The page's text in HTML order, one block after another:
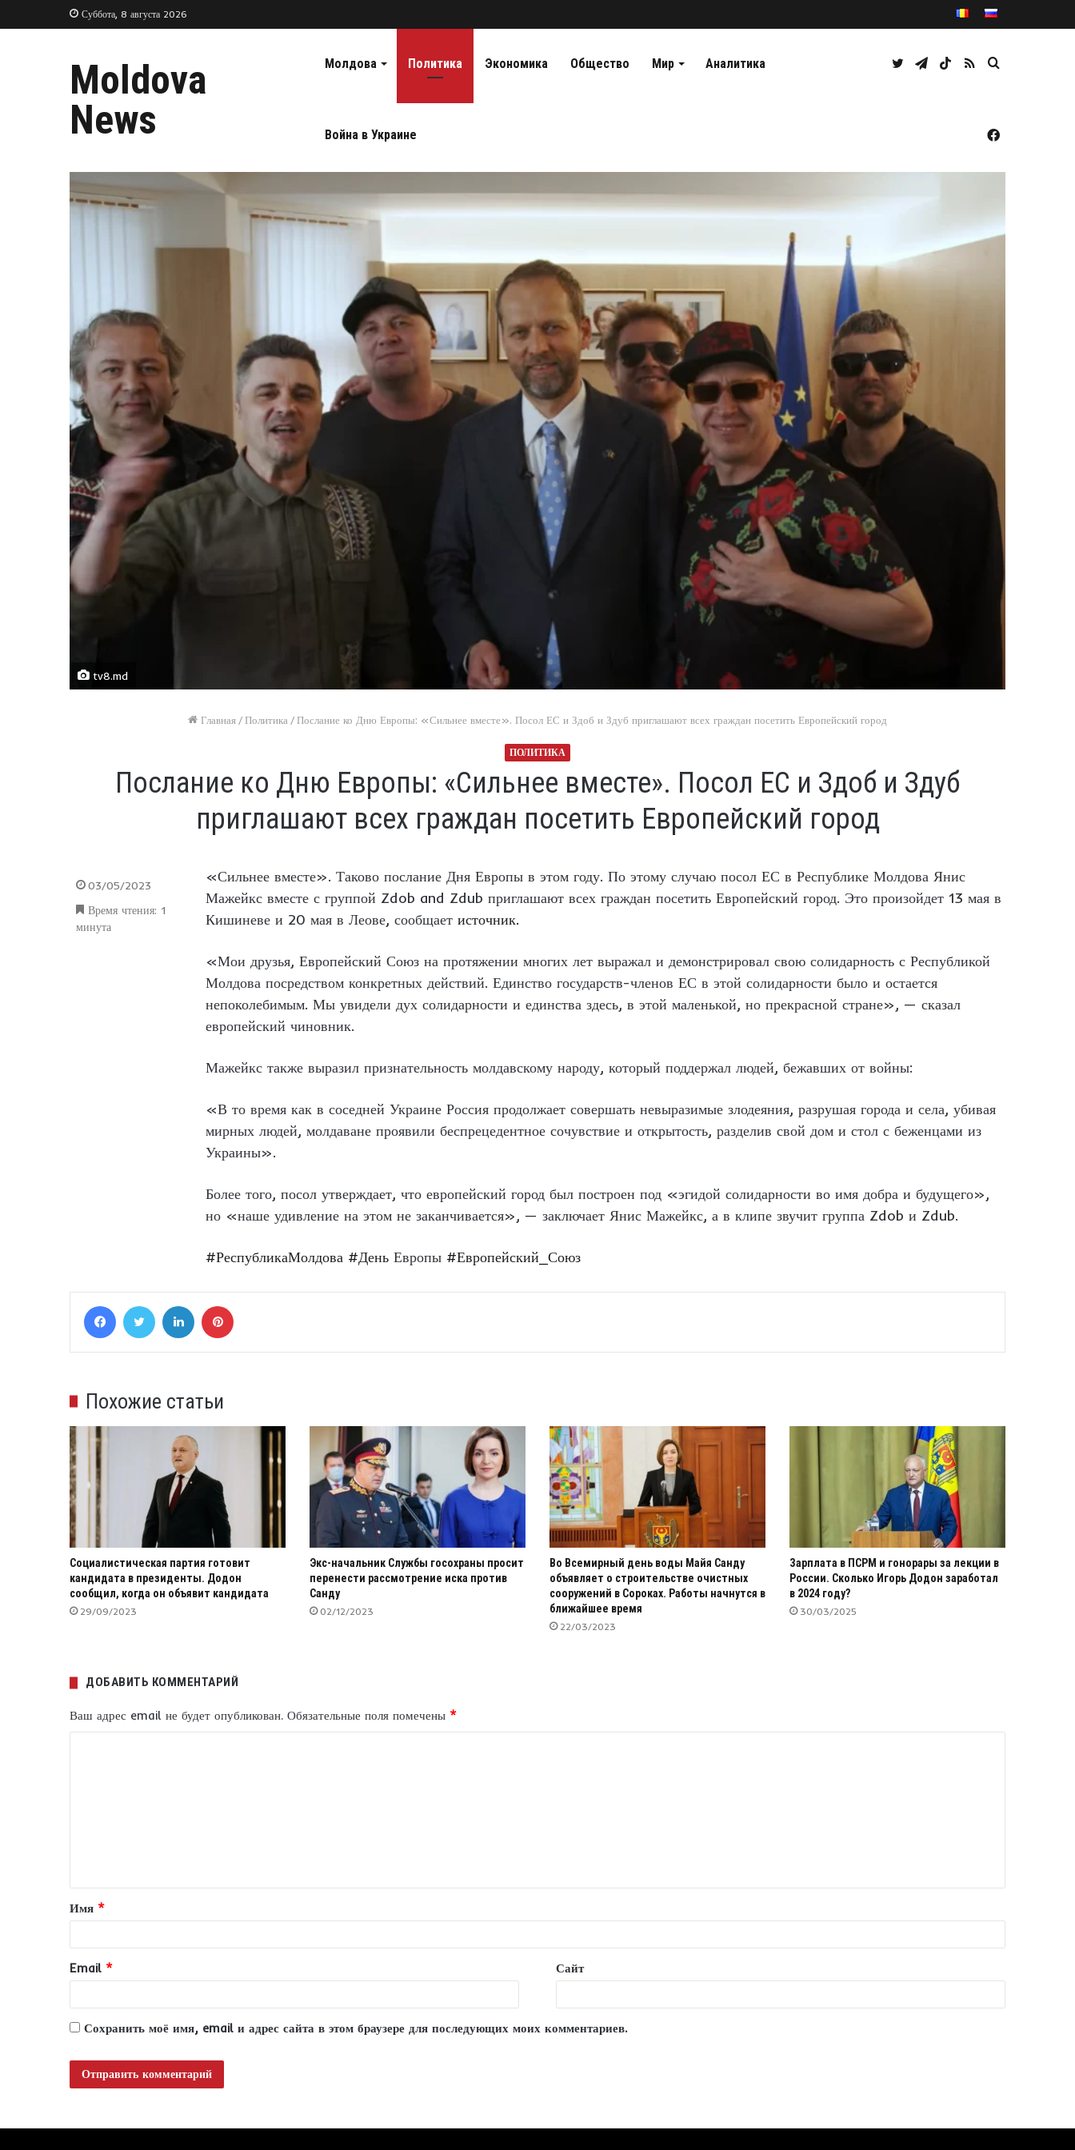
Суббота, 8 августа 2026
Moldova
News
Молдова Политика Экономика Общество Мир Аналитика
Война в Украине
Caută
RSS
TikTok
Telegram
Twitter
Facebook
tv8.md
Главная /Политика /Послание ко Дню Европы: «Сильнее вместе». Посол ЕС и Здоб и Здуб приглашают всех граждан посетить Европейский город
ПОЛИТИКА
Послание ко Дню Европы: «Сильнее вместе». Посол ЕС и Здоб и Здуб
приглашают всех граждан посетить Европейский город
«Сильнее вместе». Таково послание Дня Европы в этом году. По этому случаю посол ЕС в Республике Молдова Янис
Мажейкс вместе с группой Zdob and Zdub приглашают всех граждан посетить Европейский город. Это произойдет 13 мая в
Кишиневе и 20 мая в Леове, сообщает источник.
«Мои друзья, Европейский Союз на протяжении многих лет выражал и демонстрировал свою солидарность с Республикой
Молдова посредством конкретных действий. Единство государств-членов ЕС в этой солидарности было и остается
непоколебимым. Мы увидели дух солидарности и единства здесь, в этой маленькой, но прекрасной стране», — сказал
европейский чиновник.
Мажейкс также выразил признательность молдавскому народу, который поддержал людей, бежавших от войны:
«В то время как в соседней Украине Россия продолжает совершать невыразимые злодеяния, разрушая города и села, убивая
мирных людей, молдаване проявили беспрецедентное сочувствие и открытость, разделив свой дом и стол с беженцами из
Украины».
Более того, посол утверждает, что европейский город был построен под «эгидой солидарности во имя добра и будущего»,
но «наше удивление на этом не заканчивается», — заключает Янис Мажейкс, а в клипе звучит группа Zdob и Zdub.
#РеспубликаМолдова #День Европы #Европейский_Союз
03/05/2023
Время чтения: 1
минута
FacebookTwitter LinkedIn
Похожие статьи
Социалистическая партия готовит
кандидата в президенты. Додон
сообщил, когда он объявит кандидата
29/09/2023
Экс-начальник Службы госохраны просит
перенести рассмотрение иска против
Санду
02/12/2023
Во Всемирный день воды Майя Санду
объявляет о строительстве очистных
сооружений в Сороках. Работы начнутся в
ближайшее время
22/03/2023
Зарплата в ПСРМ и гонорары за лекции в
России. Сколько Игорь Додон заработал
в 2024 году?
30/03/2025
ДОБАВИТЬ КОММЕНТАРИЙ
Ваш адрес email не будет опубликован. Обязательные поля помечены *
т
а
и
й
*
Имя *
Email * Сайт
Сохранить моё имя, email и адрес сайта в этом браузере для последующих моих комментариев.